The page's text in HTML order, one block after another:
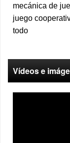
mecánica de
juego
todo
Vídeos e